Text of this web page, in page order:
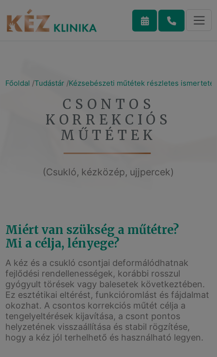
Főoldal Tudástár Kézsebészeti műtétek részletes
CSONTOS
KORREKCIÓS
MŰTÉTEK
(Csukló, kézközép, ujjpercek)
Miért van szükség a műtétre?
Mi a célja, lényege?
A kéz és a csukló csontjai deformálódhatnak
fejlődési rendellenességek, korábbi rosszul
gyógyult törések vagy balesetek következtében.
Ez esztétikai eltérést, funkcióromlást és fájdalmat
okozhat. A csontos korrekciós műtét célja a
tengelyeltérések kijavítása, a csont pontos
helyzetének visszaállítása és stabil rögzítése,
hogy a kéz jól terhelhető és használható legyen.